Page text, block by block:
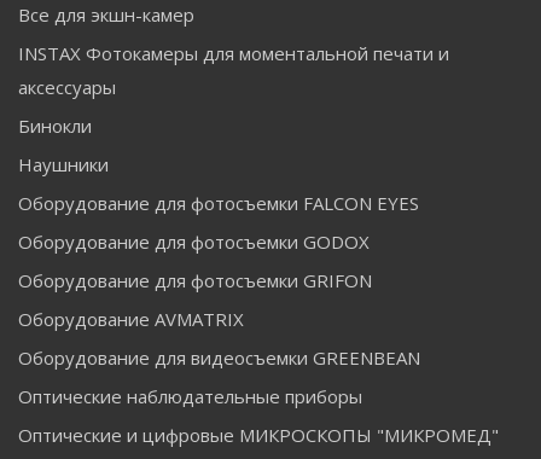
Все для экшн-камер
INSTAX Фотокамеры для моментальной печати и
аксессуары
Бинокли
Наушники
Оборудование для фотосъемки FALCON EYES
Оборудование для фотосъемки GODOX
Оборудование для фотосъемки GRIFON
Оборудование AVMATRIX
Оборудование для видеосъемки GREENBEAN
Оптические наблюдательные приборы
Оптические и цифровые МИКРОСКОПЫ "МИКРОМЕД"